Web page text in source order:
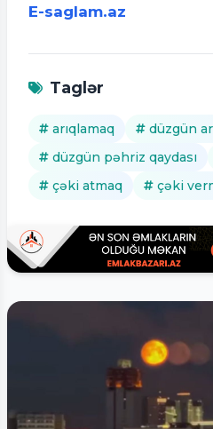
E-saglam.az
Taglər
arıqlamaq
düzgün
düzgün pəhriz qaydası
çəki atmaq
çəki